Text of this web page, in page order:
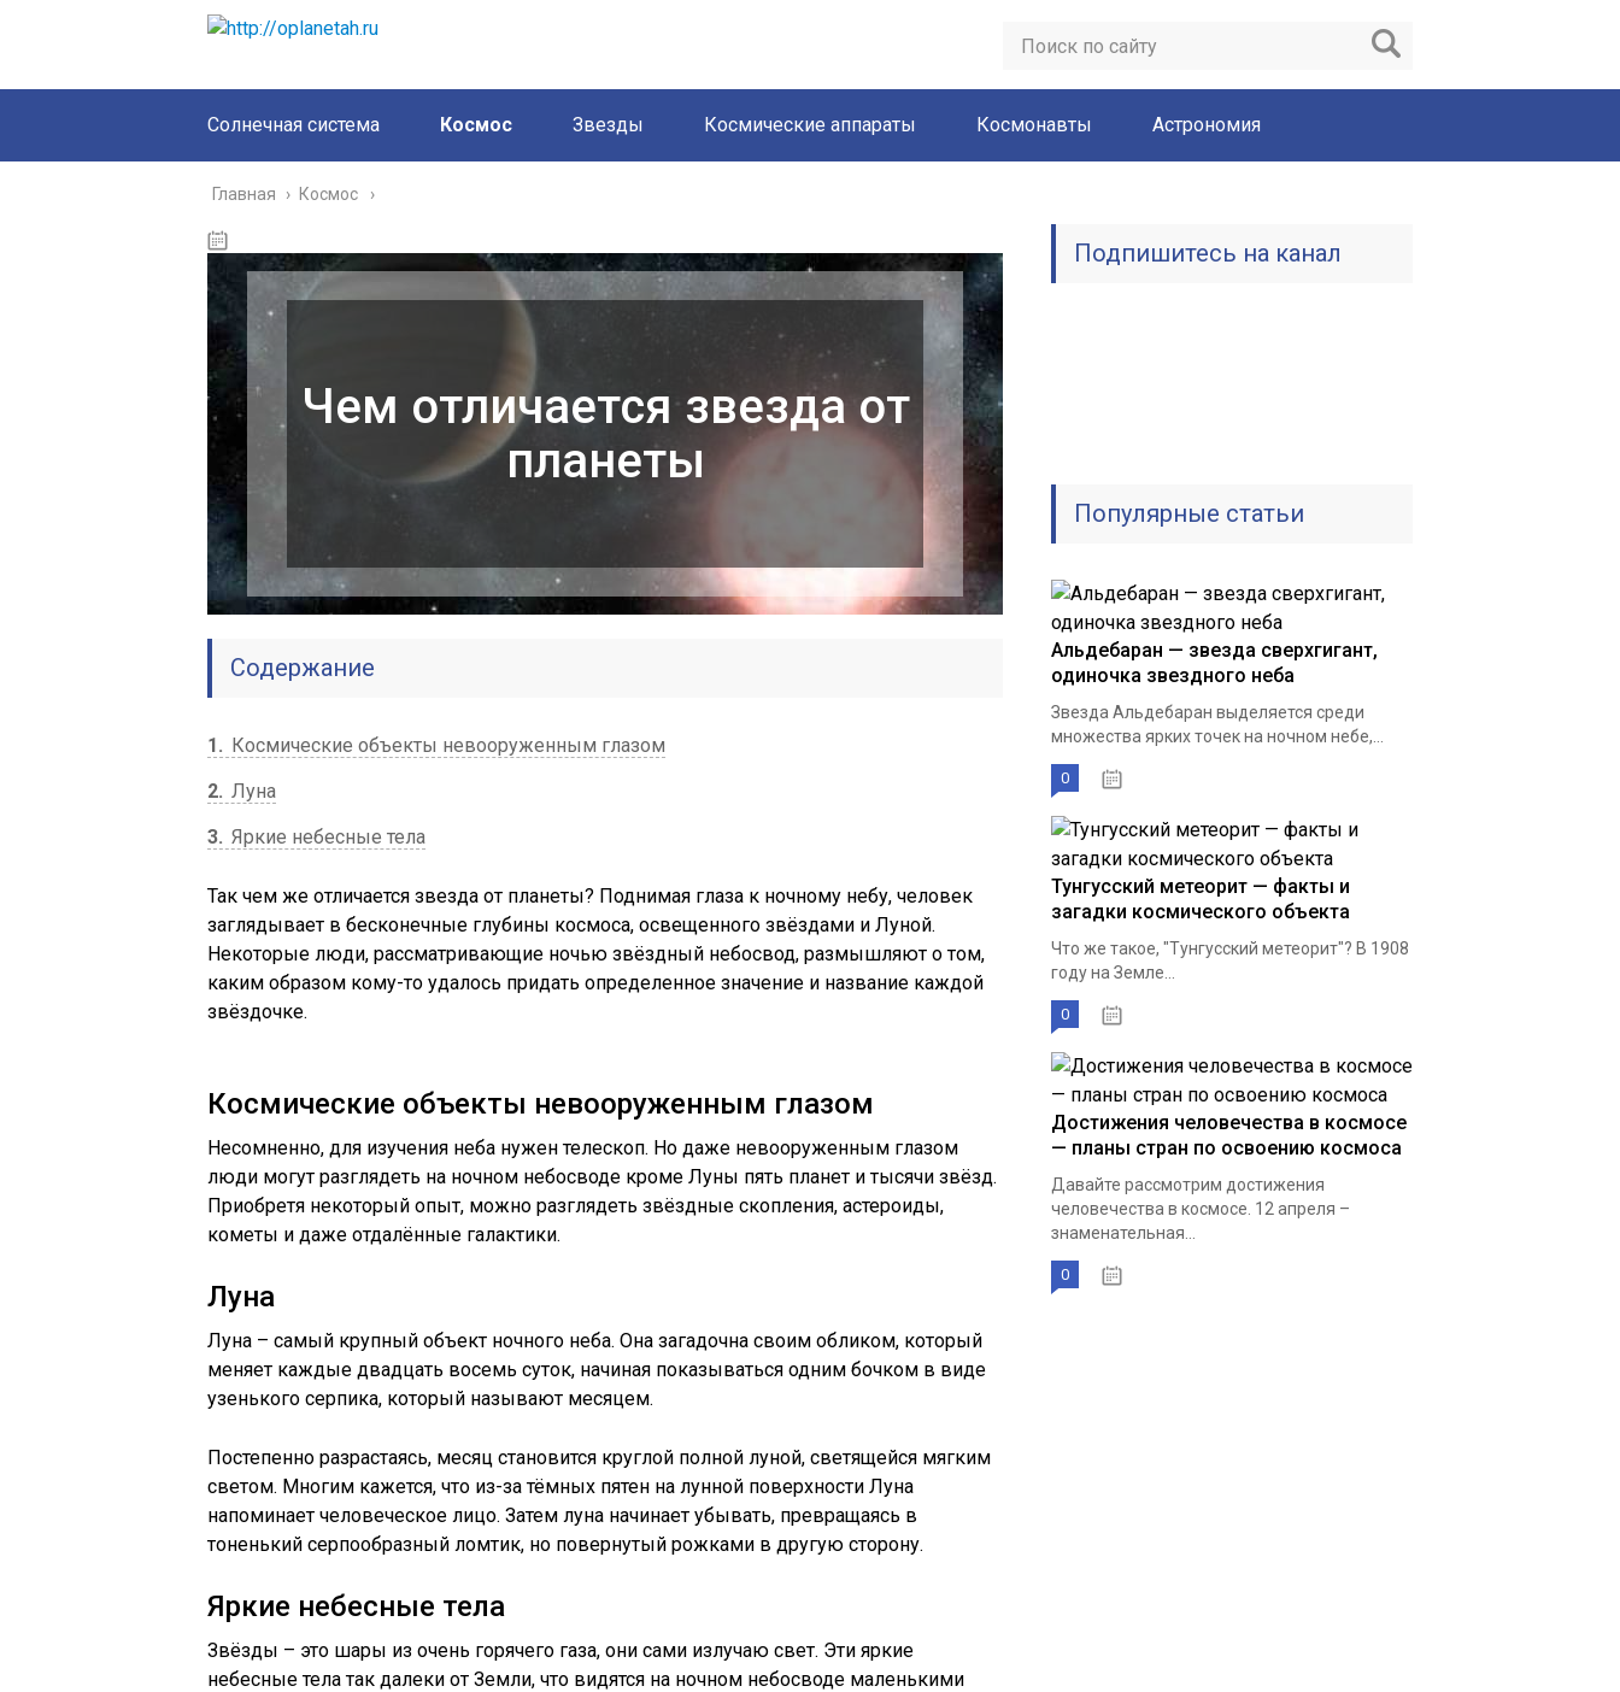
Солнечная система Космос Звезды Космические аппараты Космонавты Астрономия
Главная › Космос
Чем отличается звезда от
планеты
Содержание
1
Космические объекты невооруженным глазом
2 Луна
3 Яркие небесные тела
Так чем же отличается звезда от планеты? Поднимая глаза к ночному небу, человек
заглядывает в бесконечные глубины космоса, освещенного звёздами и Луной.
Некоторые люди, рассматривающие ночью звёздный небосвод, размышляют о том,
каким образом кому-то удалось придать определенное значение и название каждой
звёздочке.
Космические объекты невооруженным глазом
Несомненно, для изучения неба нужен телескоп. Но даже невооруженным глазом
люди могут разглядеть на ночном небосводе кроме Луны пять планет и тысячи звёзд.
Приобретя некоторый опыт, можно разглядеть звёздные скопления, астероиды,
кометы и даже отдалённые галактики.
Луна
Луна – самый крупный объект ночного неба. Она загадочна своим обликом, который
меняет каждые двадцать восемь суток, начиная показываться одним бочком в виде
узенького серпика, который называют месяцем.
Постепенно разрастаясь, месяц становится круглой полной луной, светящейся мягким
светом. Многим кажется, что из-за тёмных пятен на лунной поверхности Луна
напоминает человеческое лицо. Затем луна начинает убывать, превращаясь в
тоненький серпообразный ломтик, но повернутый рожками в другую сторону.
Яркие небесные тела
Звёзды – это шары из очень горячего газа, они сами излучаю свет. Эти яркие
небесные тела так далеки от Земли, что видятся на ночном небосводе маленькими
Подпишитесь на канал
Популярные статьи
Альдебаран — звезда сверхгигант,
одиночка звездного неба
Звезда Альдебаран выделяется среди
множества ярких точек на ночном небе,...
0
Тунгусский метеорит — факты и
загадки космического объекта
Что же такое, "Тунгусский метеорит"? В 1908
году на Земле...
0
Достижения человечества в космосе
— планы стран по освоению космоса
Давайте рассмотрим достижения
человечества в космосе. 12 апреля –
знаменательная...
0